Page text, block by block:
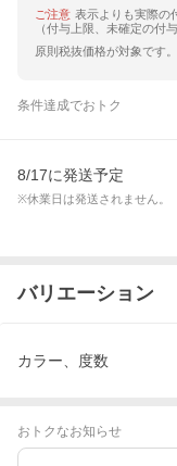
ご注意 表示よりも実際の
（付与上限、未確定の付与
原則税抜価格が対象です
条件達成でおトク
8/17に発送予定
※休業日は発送されません。
バリエーション
カラー、度数
おトクなお知らせ